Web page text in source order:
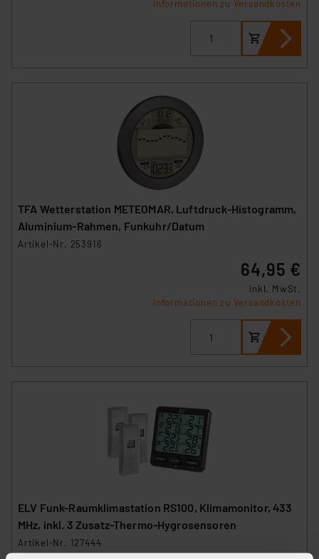
Informationen zu Versandkosten
TFA Wetterstation METEOMAR, Luftdruck-Histogramm,
Aluminium-Rahmen, Funkuhr/Datum
Artikel-Nr. 253916
64,95 €
inkl. MwSt.
Informationen zu Versandkosten
ELV Funk-Raumklimastation RS100, Klimamonitor, 433
MHz, inkl. 3 Zusatz-Thermo-Hygrosensoren
Artikel-Nr. 127444